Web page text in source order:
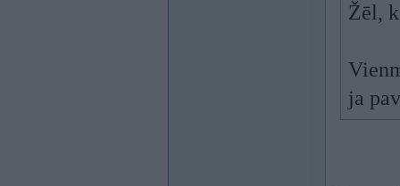
Žēl,
ja